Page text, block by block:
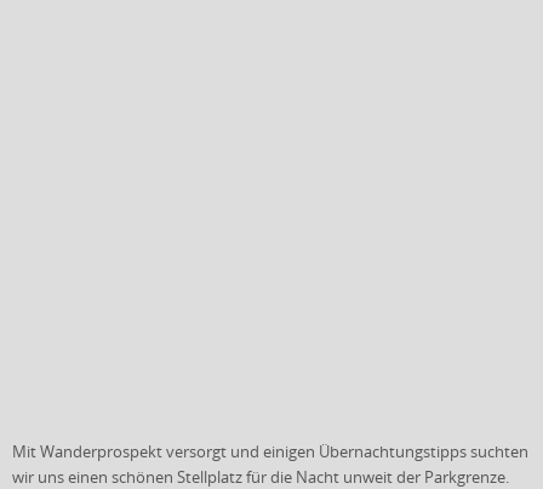
Mit Wanderprospekt versorgt und einigen Übernachtungstipps suchten
wir uns einen schönen Stellplatz für die Nacht unweit der Parkgrenze.